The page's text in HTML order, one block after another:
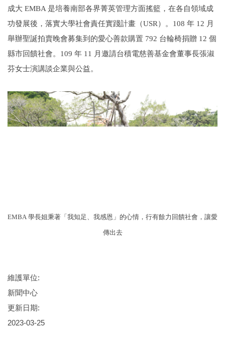
成大 EMBA 是培養南部各界菁英管理方面搖籃，在各自領域成
功發展後，落實大學社會責任實踐計畫（USR）。108 年 12 月
舉辦聖誕拍賣晚會募集到的愛心善款購置 792 台輪椅捐贈 12 個
縣市回饋社會。109 年 11 月邀請台積電慈善基金會董事長張淑
芬女士演講談企業與公益。
EMBA 學長姐秉著「我知足、我感恩」的心情，行有餘力回饋社會，讓愛
傳出去
維護單位:
新聞中心
更新日期:
2023-03-25